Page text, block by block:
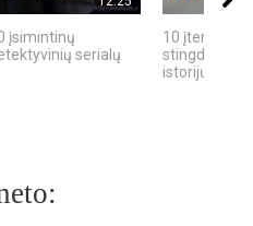
įsimintinų
serialų
10 įtemptų,
stingdančių
istorijų